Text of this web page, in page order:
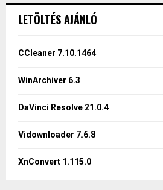
h
o
:
LETÖLTÉS AJÁNLÓ
CCleaner 7.10.1464
WinArchiver 6.3
DaVinci Resolve 21.0.4
Vidownloader 7.6.8
XnConvert 1.115.0